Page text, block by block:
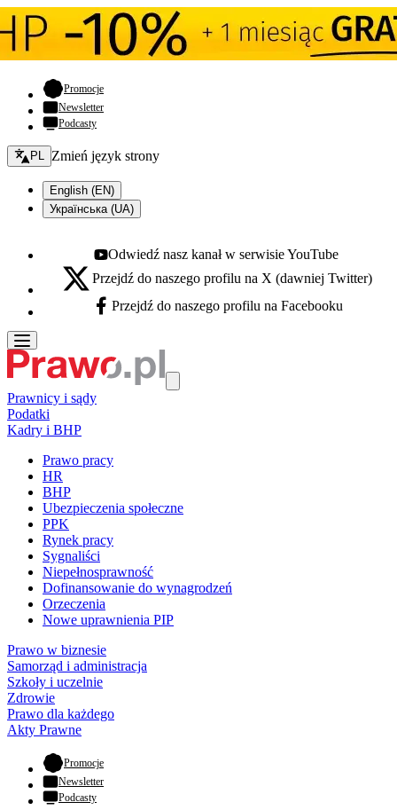
Promocje- otwiera się w nowej karcie
Newsletter
Podcasty
Zmień język - bieżący:
PL Zmień język strony
English (EN)
Українська (UA)
Youtube - otwiera się w nowej karcie
Odwiedź nasz kanał w serwisie YouTube
X - otwiera się w nowej karcie
Przejdź do naszego profilu na X (dawniej Twitter)
Facebook - otwiera się w nowej karcie
Przejdź do naszego profilu na Facebooku
Prawnicy i sądy
Podatki
Kadry i BHP
Prawo pracy
HR
BHP
Ubezpieczenia społeczne
PPK
Rynek pracy
Sygnaliści
Niepełnosprawność
Dofinansowanie do wynagrodzeń
Orzeczenia
Nowe uprawnienia PIP
Prawo w biznesie
Samorząd i administracja
Szkoły i uczelnie
Zdrowie
Prawo dla każdego
Akty Prawne
Promocje- otwiera się w nowej karcie
Newsletter
Podcasty